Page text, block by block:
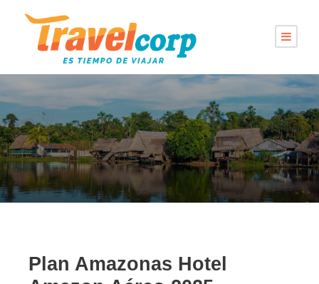
Plan Amazonas Hotel